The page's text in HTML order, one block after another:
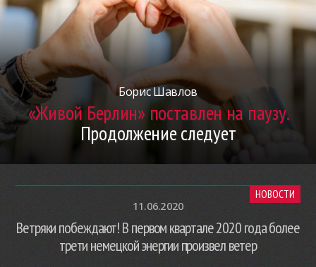
Борис Шавлов
«Живой Берлин» поставлен на паузу.
Продолжение следует
НОВОСТИ
11.06.2020
Ветряки побеждают! В первом квартале 2020 года более
трети немецкой энергии произвел ветер